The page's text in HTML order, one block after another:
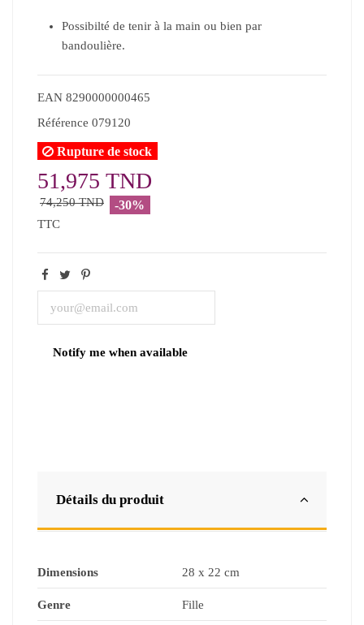
Possibilté de tenir à la main ou bien par
bandoulière.
EAN 8290000000465
Référence 079120
Rupture de stock
51,975 TND
74,250 TND -30%
TTC
Détails du produit
Dimensions 28 x 22 cm
Genre Fille